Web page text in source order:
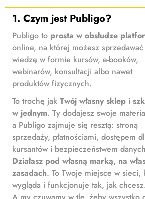
1. Czym jest Publigo?
Publigo to prosta w obsłudze
online, na której możesz sprzedawać
wiedzę w formie kursów, e-booków,
webinarów, konsultacji albo nawet
produktów fizycznych.
To trochę jak Twój własny sklep i
w jednym. Ty dodajesz swoje
a Publigo zajmuje się resztą: stroną
sprzedaży, płatnościami, dostępem
kursantów i bezpieczeństwem
Działasz pod własną marką, na
zasadach. To Twoje miejsce w sieci,
wygląda i funkcjonuje tak, jak chcesz.